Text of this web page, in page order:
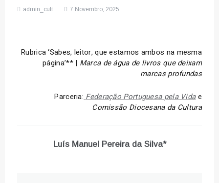
admin_cult 7 Novembro, 2025
Rubrica ‘Sabes, leitor, que estamos ambos na mesma
página’** | Marca de água de livros que deixam
marcas profundas
Parceria: Federação Portuguesa pela Vidae
Comissão Diocesana da Cultura
Luís Manuel Pereira da Silva*